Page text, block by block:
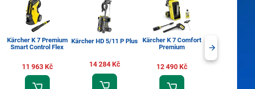
Kärcher K 7 Premium
Smart Control Flex
11 963 Kč
Kärcher HD 5/11 P Plus
14 284 Kč
Kärcher K 7 Comfort
Premium
12 490 Kč
Control Flex